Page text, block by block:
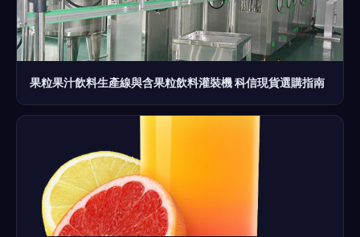
果粒果汁飲料生產線與含果粒飲料灌裝機 科信現貨選購指南